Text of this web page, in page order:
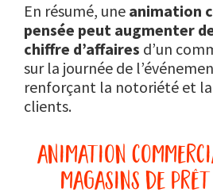
En résumé, une animation
pensée peut augmenter
chiffre d’affaires d’un
sur la journée de
renforçant la notoriété et
clients.
animation
magasins de